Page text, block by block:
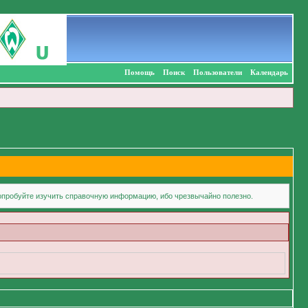
Помощь Поиск Пользователи Календарь
изучить справочную информацию, ибо чрезвычайно полезно.